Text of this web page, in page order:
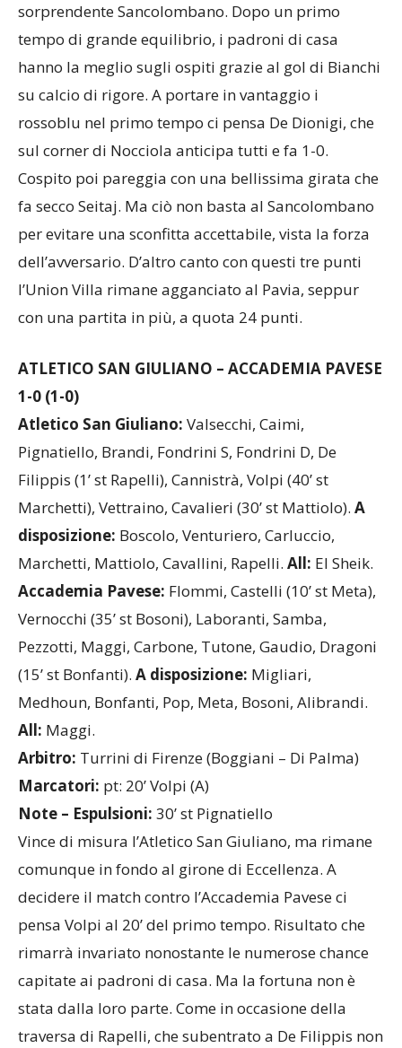
sorprendente Sancolombano. Dopo un primo
tempo di grande equilibrio, i padroni di casa
hanno la meglio sugli ospiti grazie al gol di Bianchi
su calcio di rigore. A portare in vantaggio i
rossoblu nel primo tempo ci pensa De Dionigi, che
sul corner di Nocciola anticipa tutti e fa 1-0.
Cospito poi pareggia con una bellissima girata che
fa secco Seitaj. Ma ciò non basta al Sancolombano
per evitare una sconfitta accettabile, vista la forza
dell’avversario. D’altro canto con questi tre punti
l’Union Villa rimane agganciato al Pavia, seppur
con una partita in più, a quota 24 punti.
ATLETICO SAN GIULIANO – ACCADEMIA PAVESE
1-0 (1-0)
Atletico San Giuliano: Valsecchi, Caimi,
Pignatiello, Brandi, Fondrini S, Fondrini D, De
Filippis (1’ st Rapelli), Cannistrà, Volpi (40’ st
Marchetti), Vettraino, Cavalieri (30’ st Mattiolo). A
disposizione: Boscolo, Venturiero, Carluccio,
Marchetti, Mattiolo, Cavallini, Rapelli. All: El Sheik.
Accademia Pavese: Flommi, Castelli (10’ st Meta),
Vernocchi (35’ st Bosoni), Laboranti, Samba,
Pezzotti, Maggi, Carbone, Tutone, Gaudio, Dragoni
(15’ st Bonfanti). A disposizione: Migliari,
Medhoun, Bonfanti, Pop, Meta, Bosoni, Alibrandi.
All: Maggi.
Arbitro: Turrini di Firenze (Boggiani – Di Palma)
Marcatori: pt: 20’ Volpi (A)
Note – Espulsioni: 30’ st Pignatiello
Vince di misura l’Atletico San Giuliano, ma rimane
comunque in fondo al girone di Eccellenza. A
decidere il match contro l’Accademia Pavese ci
pensa Volpi al 20’ del primo tempo. Risultato che
rimarrà invariato nonostante le numerose chance
capitate ai padroni di casa. Ma la fortuna non è
stata dalla loro parte. Come in occasione della
traversa di Rapelli, che subentrato a De Filippis non